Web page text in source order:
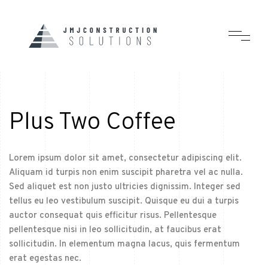
Plus Two Coffee
Lorem ipsum dolor sit amet, consectetur adipiscing elit.
Aliquam id turpis non enim suscipit pharetra vel ac nulla.
Sed aliquet est non justo ultricies dignissim. Integer sed
tellus eu leo vestibulum suscipit. Quisque eu dui a turpis
auctor consequat quis efficitur risus. Pellentesque
pellentesque nisi in leo sollicitudin, at faucibus erat
sollicitudin. In elementum magna lacus, quis fermentum
erat egestas nec.